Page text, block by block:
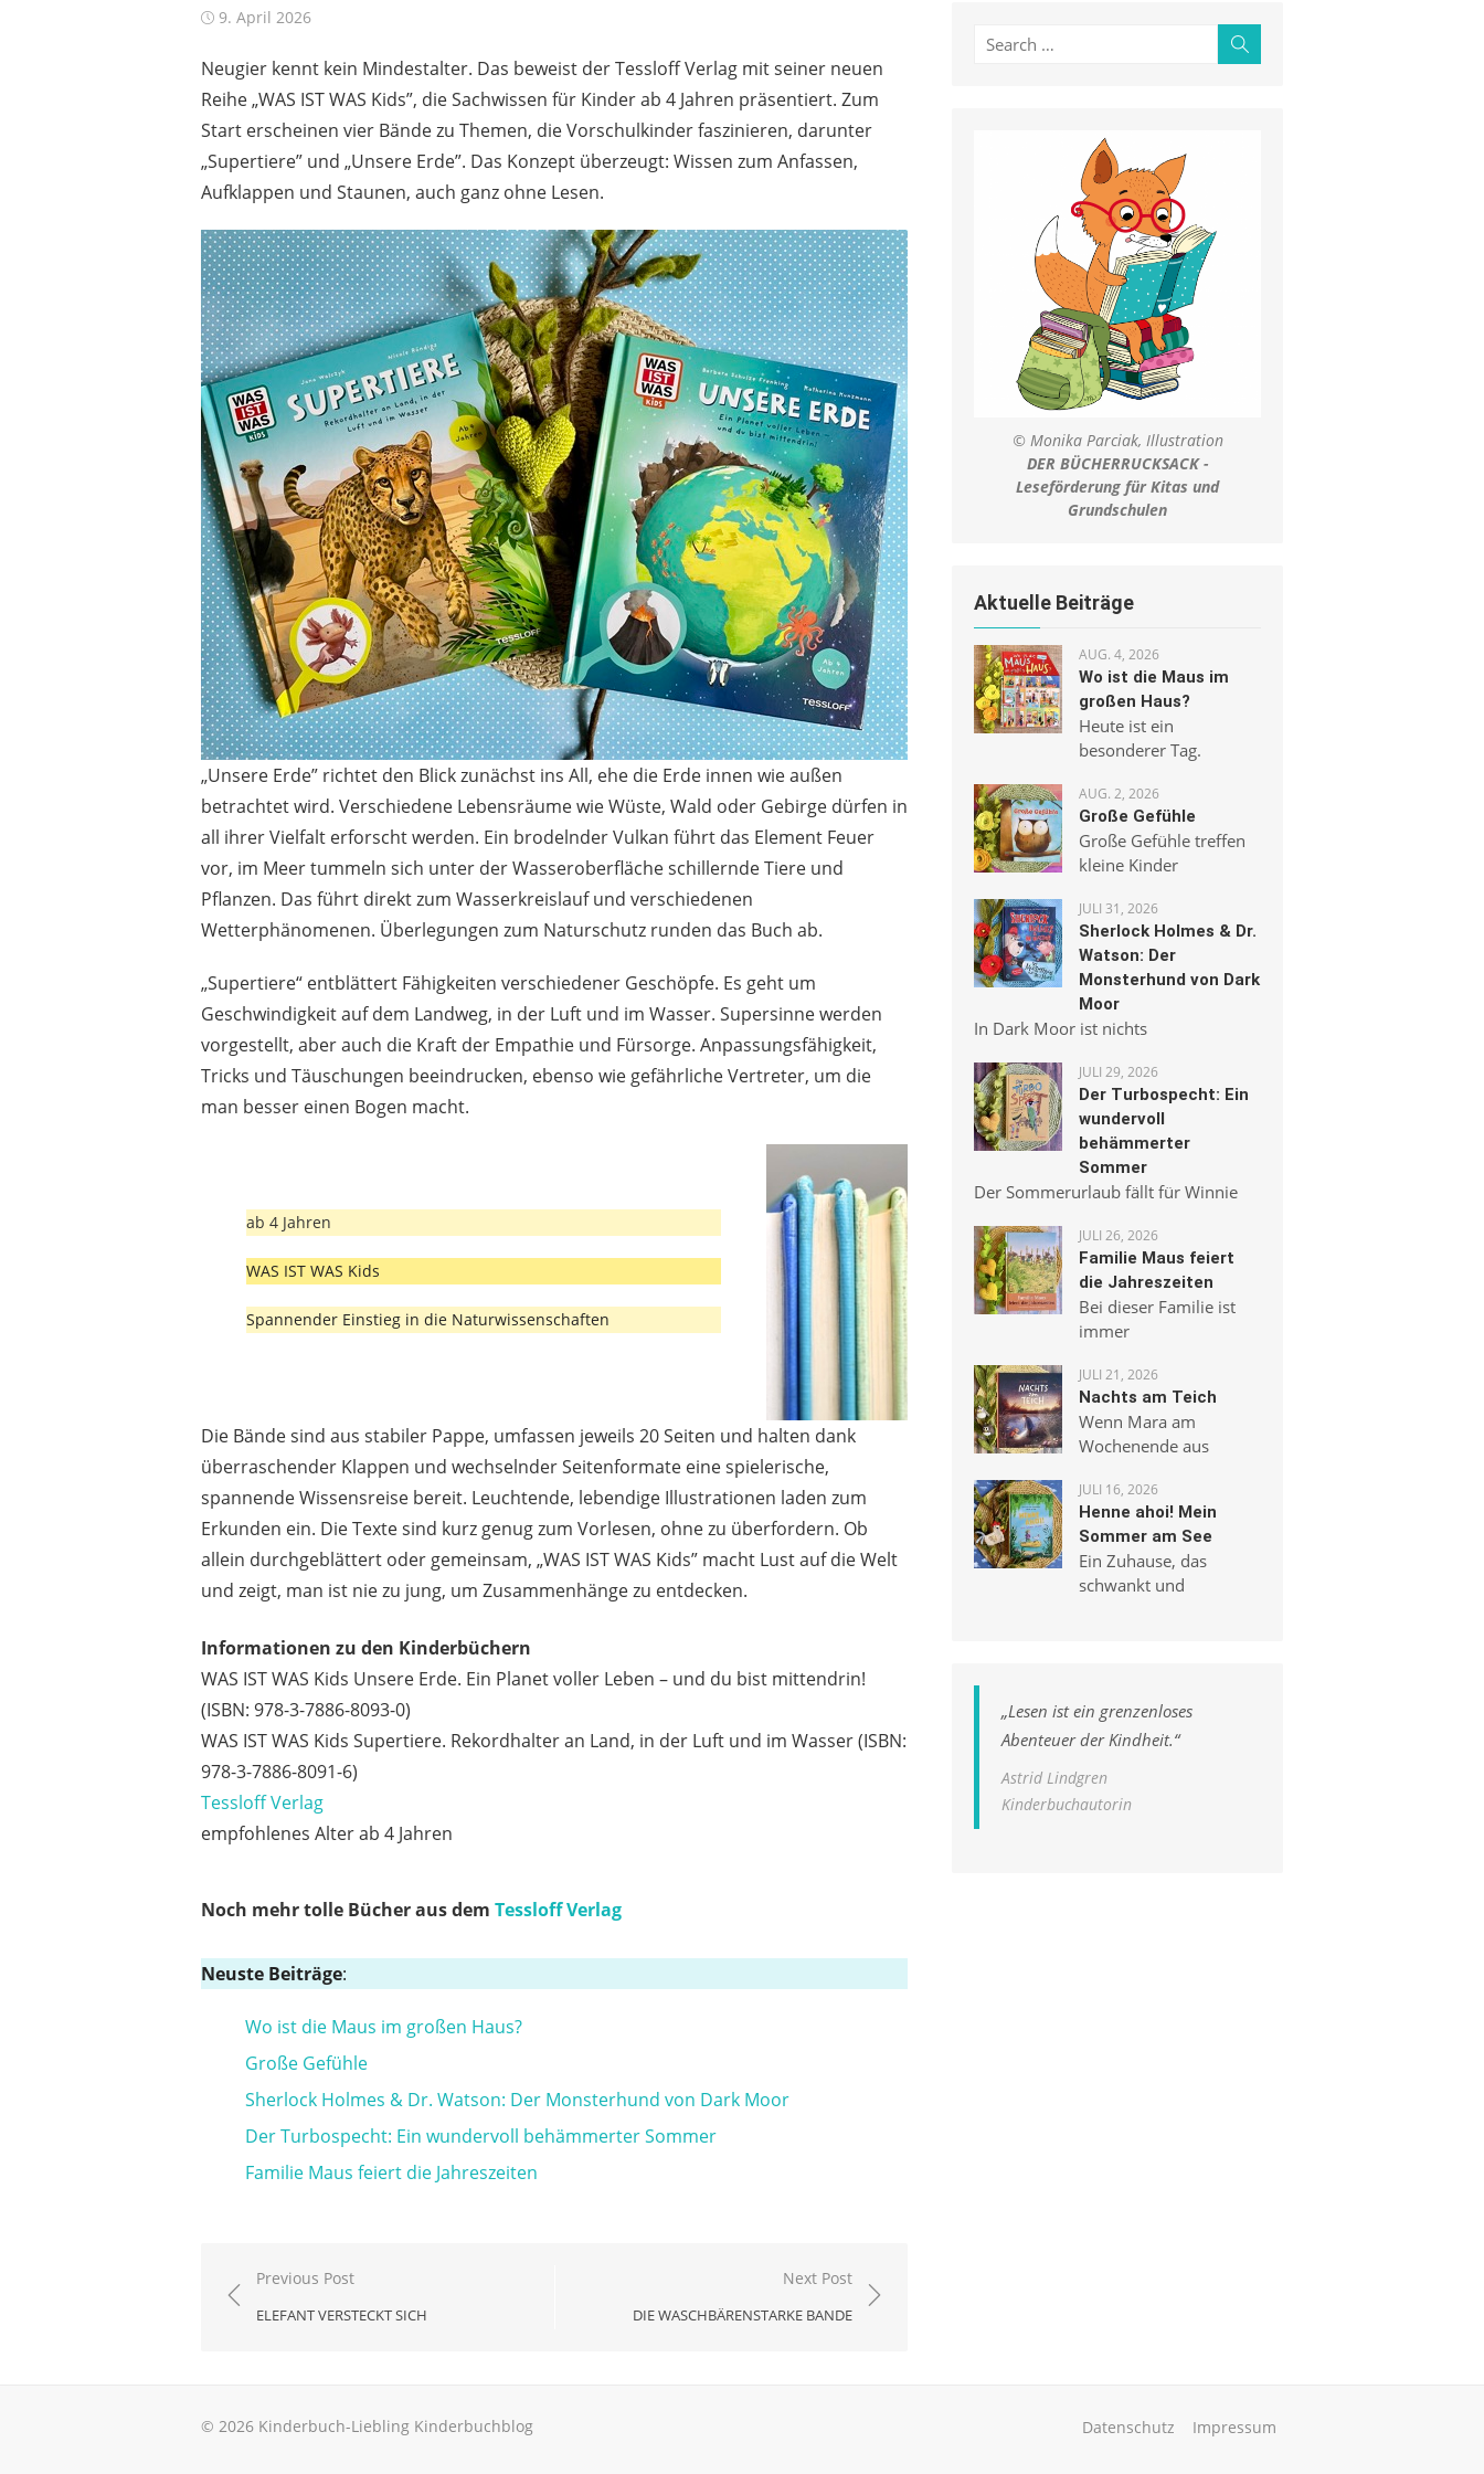
Posted
9. April 2026
Neugier kennt kein Mindestalter. Das beweist der Tessloff Verlag mit seiner neuen
Reihe „WAS IST WAS Kids”, die Sachwissen für Kinder ab 4 Jahren präsentiert. Zum
Start erscheinen vier Bände zu Themen, die Vorschulkinder faszinieren, darunter
„Supertiere” und „Unsere Erde”. Das Konzept überzeugt: Wissen zum Anfassen,
Aufklappen und Staunen, auch ganz ohne Lesen.
„Unsere Erde” richtet den Blick zunächst ins All, ehe die Erde innen wie außen
betrachtet wird. Verschiedene Lebensräume wie Wüste, Wald oder Gebirge dürfen in
all ihrer Vielfalt erforscht werden. Ein brodelnder Vulkan führt das Element Feuer
vor, im Meer tummeln sich unter der Wasseroberfläche schillernde Tiere und
Pflanzen. Das führt direkt zum Wasserkreislauf und verschiedenen
Wetterphänomenen. Überlegungen zum Naturschutz runden das Buch ab.
„Supertiere“ entblättert Fähigkeiten verschiedener Geschöpfe. Es geht um
Geschwindigkeit auf dem Landweg, in der Luft und im Wasser. Supersinne werden
vorgestellt, aber auch die Kraft der Empathie und Fürsorge. Anpassungsfähigkeit,
Tricks und Täuschungen beeindrucken, ebenso wie gefährliche Vertreter, um die
man besser einen Bogen macht.
ab 4 Jahren
WAS IST WAS Kids
Spannender Einstieg in die Naturwissenschaften
Die Bände sind aus stabiler Pappe, umfassen jeweils 20 Seiten und halten dank
überraschender Klappen und wechselnder Seitenformate eine spielerische,
spannende Wissensreise bereit. Leuchtende, lebendige Illustrationen laden zum
Erkunden ein. Die Texte sind kurz genug zum Vorlesen, ohne zu überfordern. Ob
allein durchgeblättert oder gemeinsam, „WAS IST WAS Kids” macht Lust auf die Welt
und zeigt, man ist nie zu jung, um Zusammenhänge zu entdecken.
Informationen zu den Kinderbüchern
WAS IST WAS Kids Unsere Erde. Ein Planet voller Leben – und du bist mittendrin!
(ISBN: 978-3-7886-8093-0)
WAS IST WAS Kids Supertiere. Rekordhalter an Land, in der Luft und im Wasser (ISBN:
978-3-7886-8091-6)
Tessloff Verlag
empfohlenes Alter ab 4 Jahren
Noch mehr tolle Bücher aus dem Tessloff Verlag
Neuste Beiträge:
Wo ist die Maus im großen Haus?
Große Gefühle
Sherlock Holmes & Dr. Watson: Der Monsterhund von Dark Moor
Der Turbospecht: Ein wundervoll behämmerter Sommer
Familie Maus feiert die Jahreszeiten
Beitragsnavigation
Previous Post
ELEFANT VERSTECKT SICH
Next Post
DIE WASCHBÄRENSTARKE BANDE
Search
© Monika Parciak, Illustration
DER BÜCHERRUCKSACK -
Leseförderung für Kitas und
Grundschulen
Aktuelle Beiträge
AUG. 4, 2026
Wo ist die Maus im
großen Haus?
Heute ist ein
besonderer Tag.
AUG. 2, 2026
Große Gefühle
Große Gefühle treffen
kleine Kinder
JULI 31, 2026
Sherlock Holmes & Dr.
Watson: Der
Monsterhund von Dark
Moor
In Dark Moor ist nichts
JULI 29, 2026
Der Turbospecht: Ein
wundervoll
behämmerter
Sommer
Der Sommerurlaub fällt für Winnie
JULI 26, 2026
Familie Maus feiert
die Jahreszeiten
Bei dieser Familie ist
immer
JULI 21, 2026
Nachts am Teich
Wenn Mara am
Wochenende aus
JULI 16, 2026
Henne ahoi! Mein
Sommer am See
Ein Zuhause, das
schwankt und
„Lesen ist ein grenzenloses
Abenteuer der Kindheit.“
Astrid Lindgren
Kinderbuchautorin
© 2026 Kinderbuch-Liebling Kinderbuchblog Datenschutz Impressum